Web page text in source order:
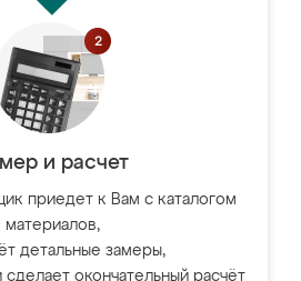
и расчет
приедет к Вам с каталогом
материалов,
детальные замеры,
сделает окончательный расчёт